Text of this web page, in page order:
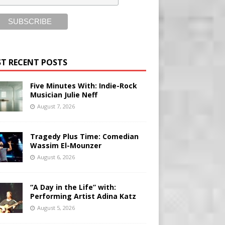
RECENT POSTS
Five Minutes With: Indie-Rock
Musician Julie Neff
August 7, 2026
Tragedy Plus Time: Comedian
Wassim El-Mounzer
August 6, 2026
“A Day in the Life” with:
Performing Artist Adina Katz
August 5, 2026